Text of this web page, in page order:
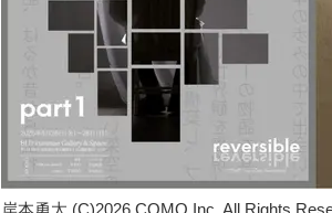
岸本勇太 (C)2026 COMO Inc. All Rights